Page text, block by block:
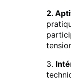
2.
3.